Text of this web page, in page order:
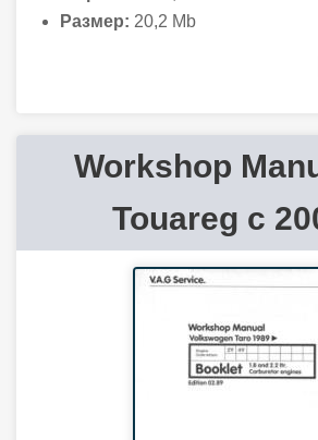
Размер: 20,2 Mb
Workshop
Touareg с